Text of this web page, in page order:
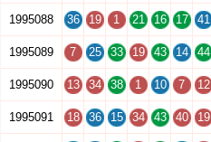
1995088 36 19 1 21 16 17 41
1995089 7 25 33 19 43 14 44
1995090 13 34 38 1 10 7 12
1995091 18 36 15 34 43 40 19